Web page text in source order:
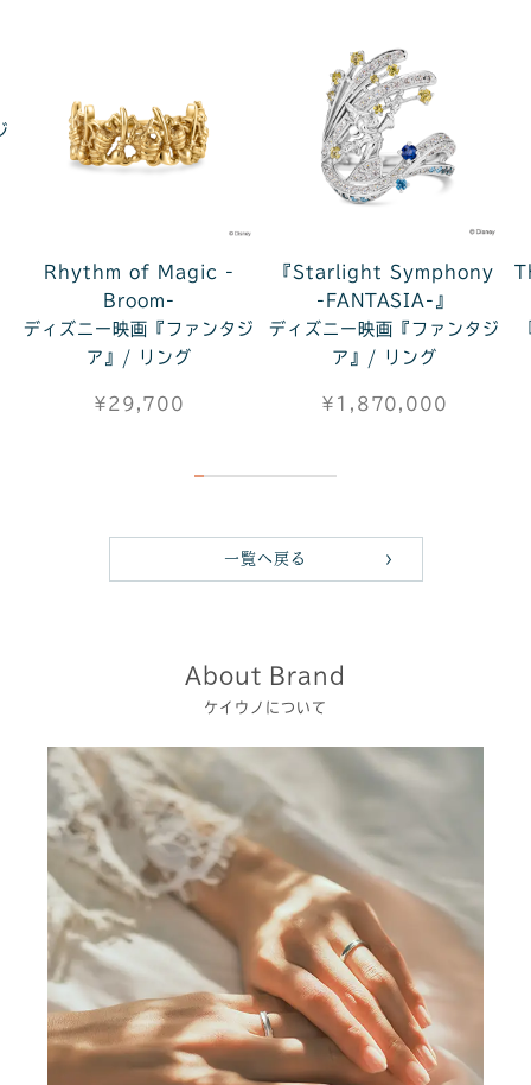
Rhythm of Magic -
Broom-
ディズニー映画『ファンタジ
ア』/ リング
¥29,700
『Starlight Symphony
-FANTASIA-』
ディズニー映画『ファンタジ
ア』/ リング
¥1,870,000
一覧へ戻る
About Brand
ケイウノについて